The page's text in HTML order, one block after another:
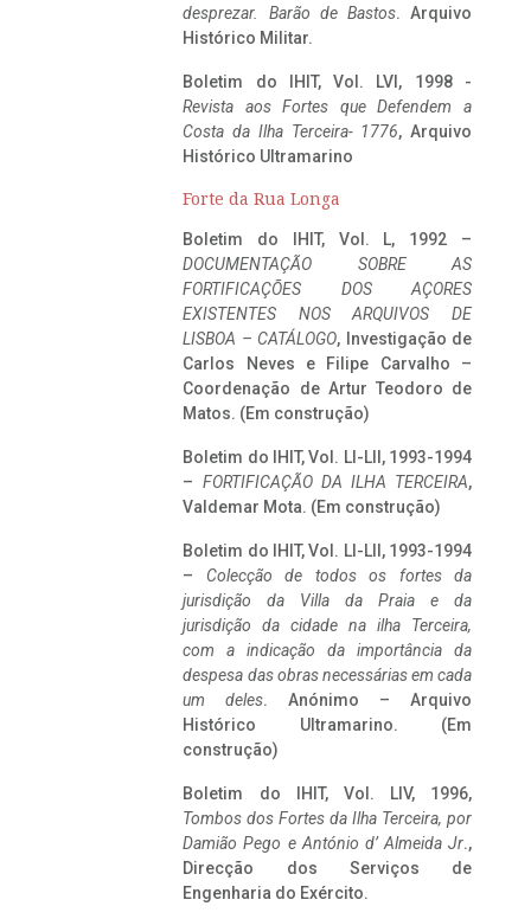
desprezar. Barão de Bastos. Arquivo
Histórico Militar.
Boletim do IHIT, Vol. LVI, 1998 -
Revista aos Fortes que Defendem a
Costa da Ilha Terceira- 1776, Arquivo
Histórico Ultramarino
Forte da Rua Longa
Boletim do IHIT, Vol. L, 1992 –
DOCUMENTAÇÃO SOBRE AS
FORTIFICAÇÕES DOS AÇORES
EXISTENTES NOS ARQUIVOS DE
LISBOA – CATÁLOGO, Investigação de
Carlos Neves e Filipe Carvalho –
Coordenação de Artur Teodoro de
Matos. (Em construção)
Boletim do IHIT, Vol. LI-LII, 1993-1994
– FORTIFICAÇÃO DA ILHA TERCEIRA,
Valdemar Mota. (Em construção)
Boletim do IHIT, Vol. LI-LII, 1993-1994
– Colecção de todos os fortes da
jurisdição da Villa da Praia e da
jurisdição da cidade na ilha Terceira,
com a indicação da importância da
despesa das obras necessárias em cada
um deles. Anónimo – Arquivo
Histórico Ultramarino. (Em
construção)
Boletim do IHIT, Vol. LIV, 1996,
Tombos dos Fortes da Ilha Terceira, por
Damião Pego e António d’ Almeida Jr.,
Direcção dos Serviços de
Engenharia do Exército.